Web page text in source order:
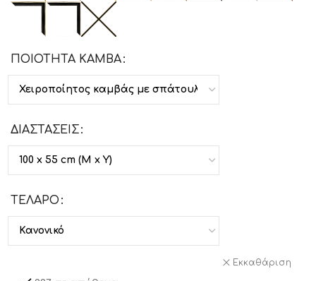
ΠΟΙΟΤΗΤΑ ΚΑΜΒΑ
ΔΙΑΣΤΑΣΕΙΣ
ΤΕΛΑΡΟ
Εκκαθάριση